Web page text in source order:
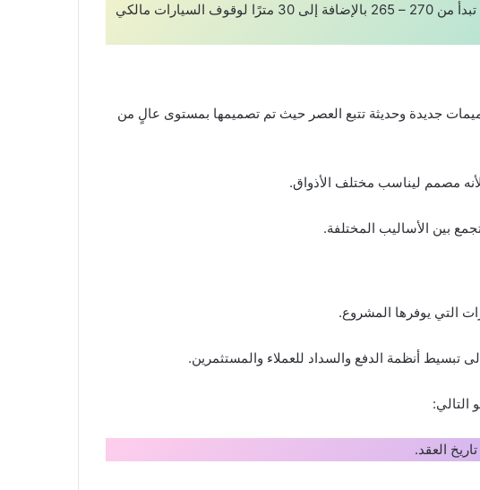
وجميع إصدارات Ivilla Beach تطل مباشرة على البحيرة بمساحات متنوعة حسب إختيار كل عميل بمساحات تبدأ من 270 – 265 بالإضافة إلى 30 مترًا لوقوف السيارات مالكي
جديدة وحديثة تتبع العصر حيث تم تصميمها بمستوى عالٍ من
مصمم ليناسب مختلف الأذواق.
التي يوفرها المشروع.
تبسيط أنظمة الدفع والسداد للعملاء والمستثمرين.
التالي: